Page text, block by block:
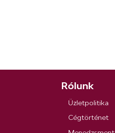
Rólunk
Üzletpolitika
Cégtörténet